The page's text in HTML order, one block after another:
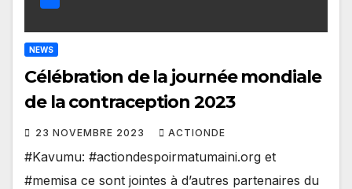
NEWS
Célébration de la journée mondiale
de la contraception 2023
23 NOVEMBRE 2023 ACTIONDE
#Kavumu: #actiondespoirmatumaini.org et
#memisa ce sont jointes à d’autres partenaires du